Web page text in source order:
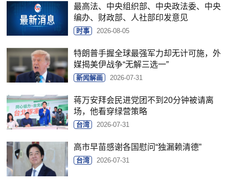
最高法、中央组织部、中央政法委、中央
编办、财政部、人社部印发意见
时事 2026-08-05
特朗普手握全球最强军力却无计可施，外
媒揭美伊战争“无解三选一”
新闻解画 2026-07-31
蒋万安拜会民进党团不到20分钟被请离
场，他看穿绿营策略
台湾 2026-07-31
高市早苗感谢各国慰问“独漏赖清德”
台湾 2026-07-31